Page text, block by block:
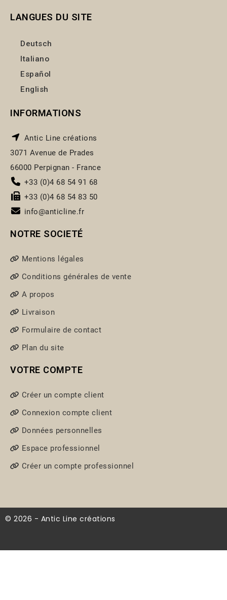
LANGUES DU SITE
Deutsch
Italiano
Español
English
INFORMATIONS
Antic Line créations
3071 Avenue de Prades
66000 Perpignan - France
+33 (0)4 68 54 91 68
+33 (0)4 68 54 83 50
info@anticline.fr
NOTRE SOCIETÉ
Mentions légales
Conditions générales de vente
A propos
Livraison
Formulaire de contact
Plan du site
VOTRE COMPTE
Créer un compte client
Connexion compte client
Données personnelles
Espace professionnel
Créer un compte professionnel
© 2026 - Antic Line créations